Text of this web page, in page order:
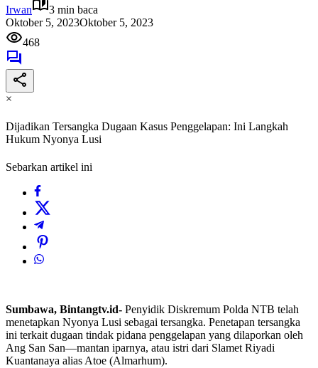
Irwan
3 min baca
Oktober 5, 2023Oktober 5, 2023
468
×
Dijadikan Tersangka Dugaan Kasus Penggelapan: Ini Langkah
Hukum Nyonya Lusi
Sebarkan artikel ini
Sumbawa, Bintangtv.id- Penyidik Diskremum Polda NTB telah
menetapkan Nyonya Lusi sebagai tersangka. Penetapan tersangka
ini terkait dugaan tindak pidana penggelapan yang dilaporkan oleh
Ang San San—mantan iparnya, atau istri dari Slamet Riyadi
Kuantanaya alias Atoe (Almarhum).